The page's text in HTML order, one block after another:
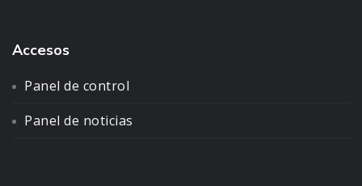
Accesos
Panel de control
Panel de noticias